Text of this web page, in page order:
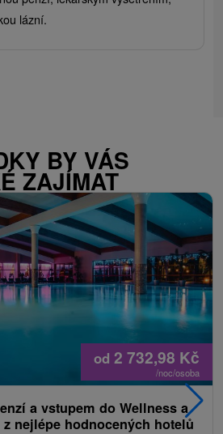
lázní.
BY VÁS
ZAJÍMAT
od 2 732,98 Kč
/noc/osoba
a vstupem do Wellness a
nejlépe hodnocených hotelů